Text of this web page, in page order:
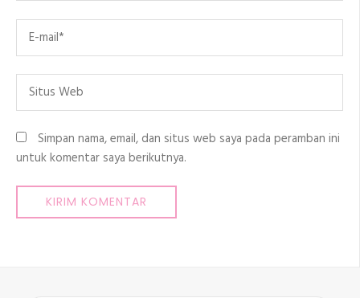
Email
Situs
Web
Simpan nama, email, dan situs web saya pada peramban ini
untuk komentar saya berikutnya.